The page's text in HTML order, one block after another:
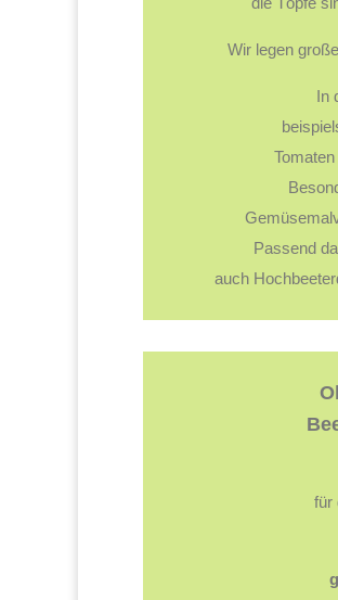
Wir legen
In
Passend
auch
für